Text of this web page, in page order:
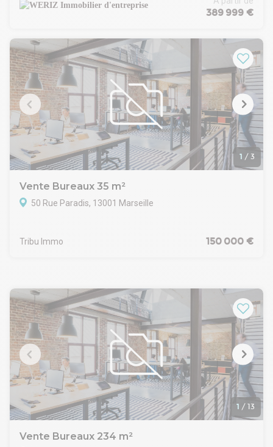
de la très prisée Rue Montgrand. A proximité immédiate du
hauteur sous plafond et des espaces modulables selon vos
besoins.
389 999 €
1 / 3
Vente Bureaux 35 m²
50 Rue Paradis, 13001 Marseille
Tribu Immo 150 000 €
1 / 13
Vente Bureaux 234 m²